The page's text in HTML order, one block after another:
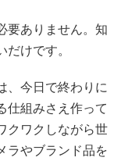
要ありません。知
けです。
、今日で終わりに
仕組みさえ作って
クワクしながら世
ラやブランド品を